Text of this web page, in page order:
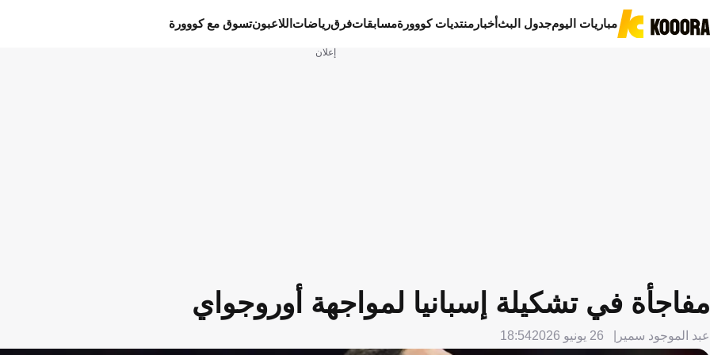
مباريات اليومجدول البثأخبار منتديات كووورةمسابقاتفرقرياضات اللاعبونتسوق مع كووورة
إعلان
مفاجأة في تشكيلة إسبانيا لمواجهة أوروجواي
عبد الموجود سمير 26 يونيو 2026 18:54